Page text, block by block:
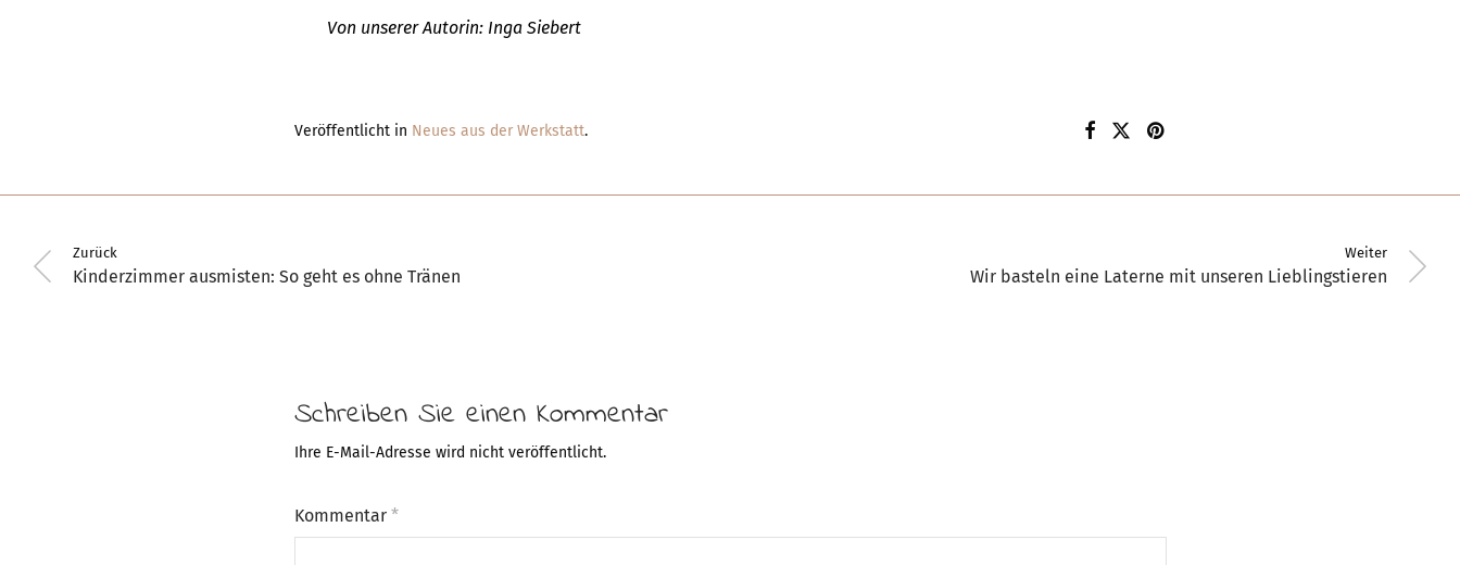
Von unserer Autorin: Inga Siebert
Veröffentlicht in Neues aus der Werkstatt.
Zurück
Kinderzimmer ausmisten: So geht es ohne Tränen
Weiter
Wir basteln eine Laterne mit unseren Lieblingstieren
Schreiben Sie einen Kommentar
Ihre E-Mail-Adresse wird nicht veröffentlicht.
Kommentar *